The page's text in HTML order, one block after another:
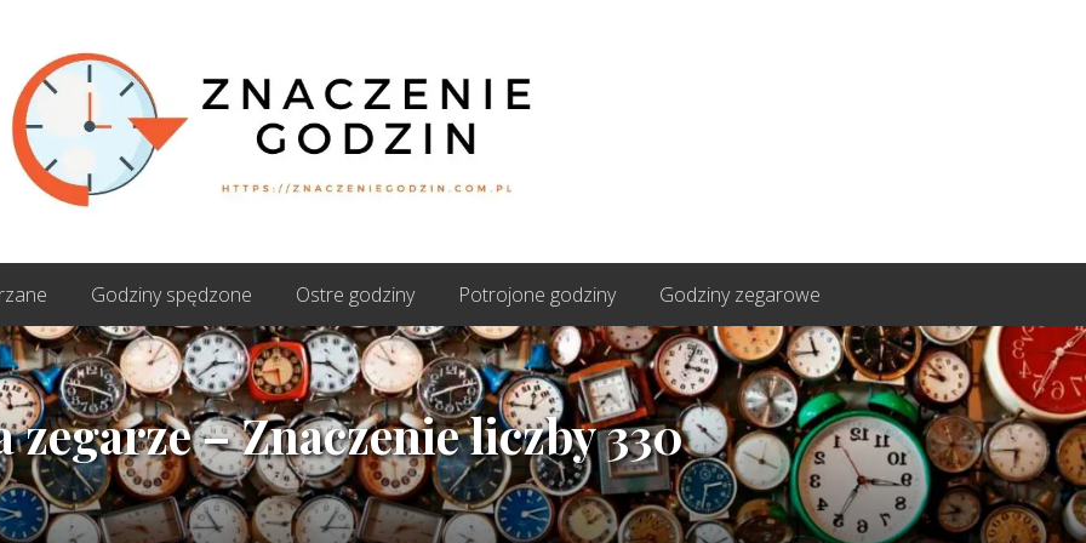
Godziny spędzone Ostre godziny Potrojone godziny Godziny zegarowe
zegarze – Znaczenie liczby 330